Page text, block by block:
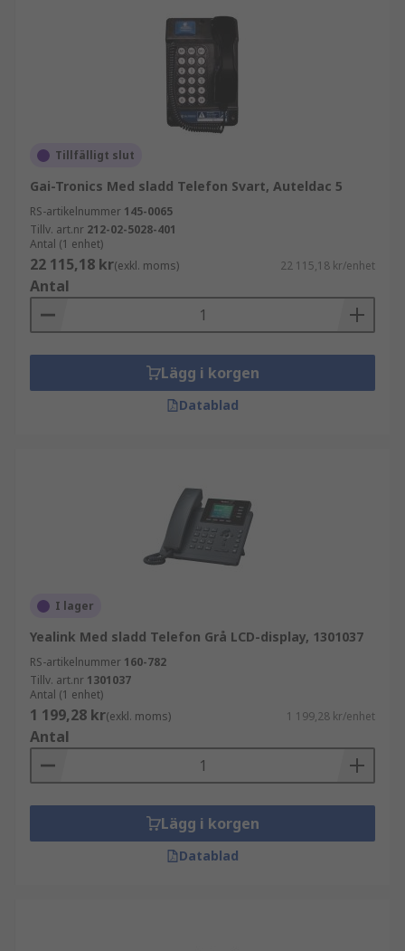
Tillfälligt slut
Gai-Tronics Med sladd Telefon Svart, Auteldac 5
RS-artikelnummer 145-0065
Tillv. art.nr 212-02-5028-401
Antal (1 enhet)
22 115,18 kr(exkl. moms) 22 115,18 kr/enhet
Antal
Lägg i korgen
Datablad
I lager
Yealink Med sladd Telefon Grå LCD-display, 1301037
RS-artikelnummer 160-782
Tillv. art.nr 1301037
Antal (1 enhet)
1 199,28 kr(exkl. moms) 1 199,28 kr/enhet
Antal
Lägg i korgen
Datablad